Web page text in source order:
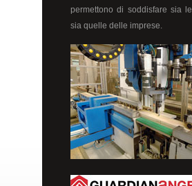
permettono di soddisfare sia
sia quelle delle imprese.